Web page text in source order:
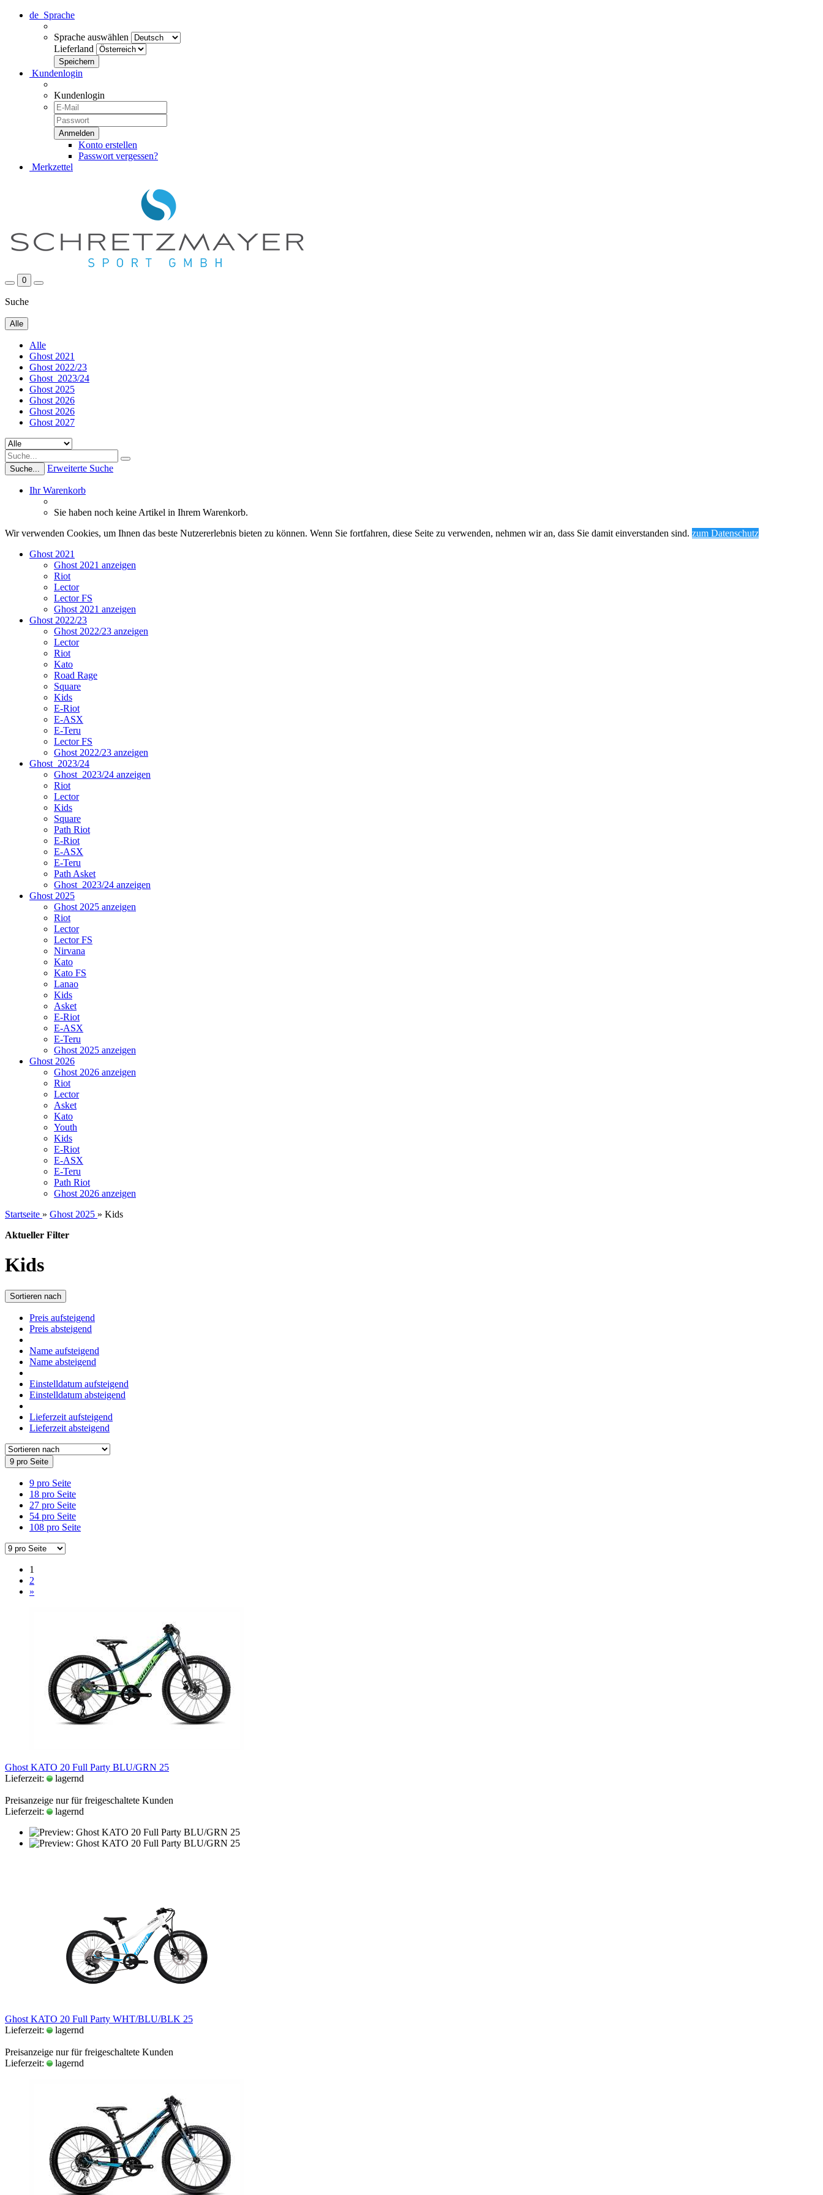
de Sprache
Sprache auswählen
Lieferland
Kundenlogin
Kundenlogin
Konto erstellen
Passwort vergessen?
Merkzettel
0
Suche
Alle
Alle
Ghost 2021
Ghost 2022/23
Ghost_2023/24
Ghost 2025
Ghost 2026
Ghost 2026
Ghost 2027
Suche... Erweiterte Suche
Ihr Warenkorb
Sie haben noch keine Artikel in Ihrem Warenkorb.
Wir verwenden Cookies, um Ihnen das beste Nutzererlebnis bieten zu können. Wenn Sie fortfahren, diese Seite zu verwenden, nehmen wir an, dass Sie damit einverstanden sind. zum Datenschutz
Ghost 2021
Ghost 2021 anzeigen
Riot
Lector
Lector FS
Ghost 2021 anzeigen
Ghost 2022/23
Ghost 2022/23 anzeigen
Lector
Riot
Kato
Road Rage
Square
Kids
E-Riot
E-ASX
E-Teru
Lector FS
Ghost 2022/23 anzeigen
Ghost_2023/24
Ghost_2023/24 anzeigen
Riot
Lector
Kids
Square
Path Riot
E-Riot
E-ASX
E-Teru
Path Asket
Ghost_2023/24 anzeigen
Ghost 2025
Ghost 2025 anzeigen
Riot
Lector
Lector FS
Nirvana
Kato
Kato FS
Lanao
Kids
Asket
E-Riot
E-ASX
E-Teru
Ghost 2025 anzeigen
Ghost 2026
Ghost 2026 anzeigen
Riot
Lector
Asket
Kato
Youth
Kids
E-Riot
E-ASX
E-Teru
Path Riot
Ghost 2026 anzeigen
Startseite » Ghost 2025 » Kids
Aktueller Filter
Kids
Sortieren nach
Preis aufsteigend
Preis absteigend
Name aufsteigend
Name absteigend
Einstelldatum aufsteigend
Einstelldatum absteigend
Lieferzeit aufsteigend
Lieferzeit absteigend
9 pro Seite
9 pro Seite
18 pro Seite
27 pro Seite
54 pro Seite
108 pro Seite
1
2
»
Ghost KATO 20 Full Party BLU/GRN 25
Lieferzeit:
lagernd
Preisanzeige nur für freigeschaltete Kunden
Lieferzeit:
lagernd
Ghost KATO 20 Full Party WHT/BLU/BLK 25
Lieferzeit:
lagernd
Preisanzeige nur für freigeschaltete Kunden
Lieferzeit:
lagernd